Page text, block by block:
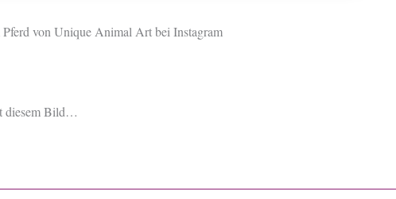
Menge
von Unique Animal Art bei Instagram
diesem Bild…